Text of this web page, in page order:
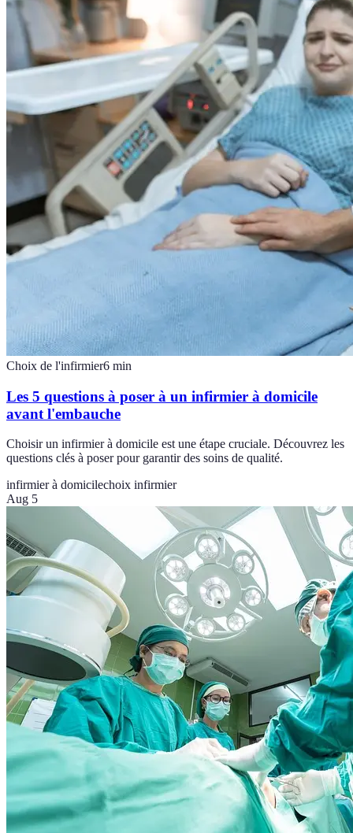
Choix de l'infirmier6 min
Les 5 questions à poser à un infirmier à domicile
avant l'embauche
Choisir un infirmier à domicile est une étape cruciale. Découvrez les
questions clés à poser pour garantir des soins de qualité.
infirmier à domicilechoix infirmier
Aug 5